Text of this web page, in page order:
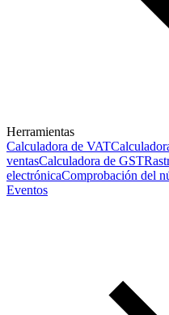
Herramientas
Calculadora de VAT
ventasCalculadora de GST
electrónicaComprobación del
Eventos